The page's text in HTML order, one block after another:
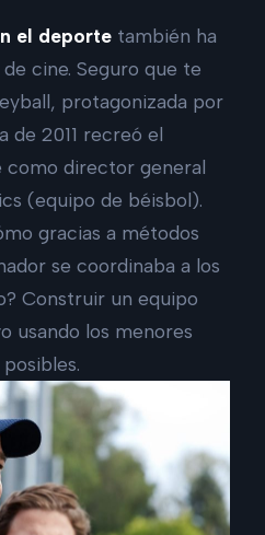
el deporte también ha
cine. Seguro que te
protagonizada por
de 2011 recreó el
como director general
(equipo de béisbol).
gracias a métodos
se coordinaba a los
Construir un equipo
usando los menores